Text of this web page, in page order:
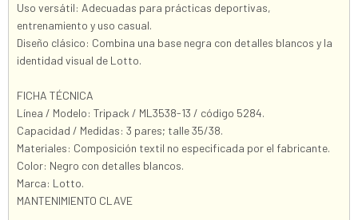
Uso versátil: Adecuadas para prácticas deportivas,
entrenamiento y uso casual.
Diseño clásico: Combina una base negra con detalles blancos y la
identidad visual de Lotto.
FICHA TÉCNICA
Línea / Modelo: Tripack / ML3538-13 / código 5284.
Capacidad / Medidas: 3 pares; talle 35/38.
Materiales: Composición textil no especificada por el fabricante.
Color: Negro con detalles blancos.
Marca: Lotto.
MANTENIMIENTO CLAVE